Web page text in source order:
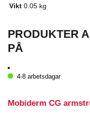
Vikt 0.05 kg
PRODUKTER
PÅ
4-8 arbetsdagar
Mobiderm CG